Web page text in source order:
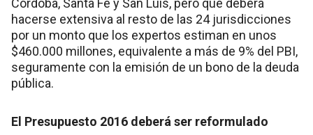
Córdoba, Santa Fe y San Luis, pero que deberá
hacerse extensiva al resto de las 24 jurisdicciones
por un monto que los expertos estiman en unos
$460.000 millones, equivalente a más de 9% del PBI,
seguramente con la emisión de un bono de la deuda
pública.
El Presupuesto 2016 deberá ser reformulado